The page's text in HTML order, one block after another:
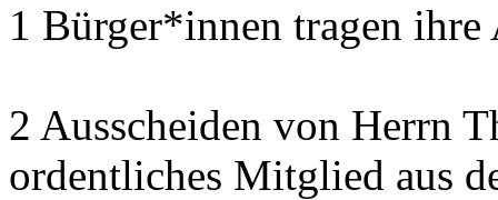
1 Bürger*innen tragen
2 Ausscheiden von Herrn
ordentliches Mitglied aus